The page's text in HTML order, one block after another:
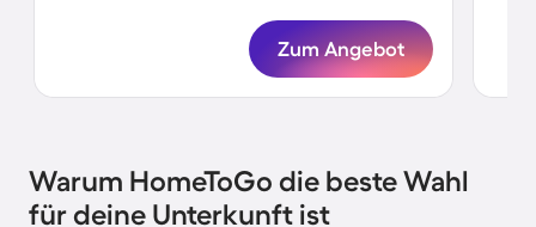
Zum Angebot
Warum HomeToGo die beste Wahl
für deine Unterkunft ist